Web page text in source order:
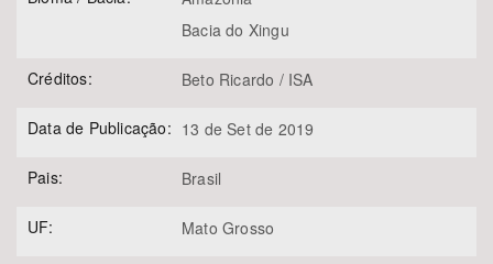
Bacia do Xingu
Créditos: Beto Ricardo / ISA
Data de Publicação: 13 de Set de 2019
Pais: Brasil
UF: Mato Grosso